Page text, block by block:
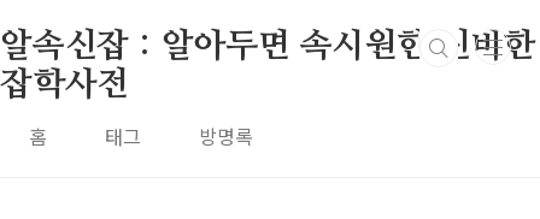
알속신잡 : 알아두면 속시원한 신비한
잡학사전
홈 태그 방명록